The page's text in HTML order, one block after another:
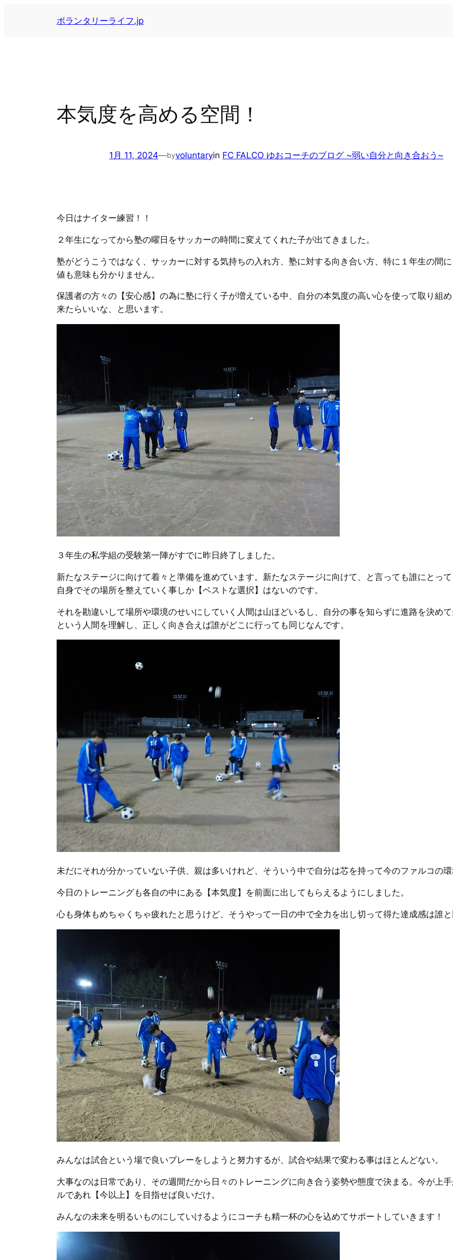
ボランタリーライフ.jp
本気度を高める空間！
1月 11, 2024—byvoluntaryin FC FALCO ゆおコーチのブログ ~弱い自分と向き合おう~
今日はナイター練習！！
２年生になってから塾の曜日をサッカーの時間に変えてくれた子が出てきました。
塾がどうこうではなく、サッカーに対する気持ちの入れ方、塾に対する向き合い方、特に１年生の間
値も意味も分かりません。
保護者の方々の【安心感】の為に塾に行く子が増えている中、自分の本気度の高い心を使って取り組
来たらいいな、と思います。
３年生の私学組の受験第一陣がすでに昨日終了しました。
新たなステージに向けて着々と準備を進めています。新たなステージに向けて、と言っても誰にとっ
自身でその場所を整えていく事しか【ベストな選択】はないのです。
それを勘違いして場所や環境のせいにしていく人間は山ほどいるし、自分の事を知らずに進路を決め
という人間を理解し、正しく向き合えば誰がどこに行っても同じなんです。
未だにそれが分かっていない子供、親は多いけれど、そういう中で自分は芯を持って今のファルコの環
今日のトレーニングも各自の中にある【本気度】を前面に出してもらえるようにしました。
心も身体もめちゃくちゃ疲れたと思うけど、そうやって一日の中で全力を出し切って得た達成感は誰
みんなは試合という場で良いプレーをしようと努力するが、試合や結果で変わる事はほとんどない。
大事なのは日常であり、その週間だから日々のトレーニングに向き合う姿勢や態度で決まる。今が上
ルであれ【今以上】を目指せば良いだけ。
みんなの未来を明るいものにしていけるようにコーチも精一杯の心を込めてサポートしていきます！